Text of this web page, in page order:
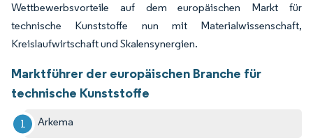
Wettbewerbsvorteile auf dem europäischen Markt für
technische Kunststoffe nun mit Materialwissenschaft,
Kreislaufwirtschaft und Skalensynergien.
Marktführer der europäischen Branche für
technische Kunststoffe
Arkema